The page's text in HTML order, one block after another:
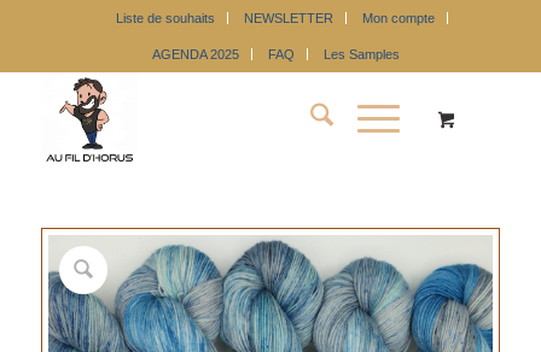
Liste de souhaits NEWSLETTER Mon compte
AGENDA 2025 FAQ Les Samples